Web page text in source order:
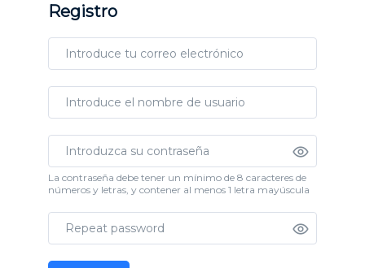
Registro
La contraseña debe tener un mínimo de 8 caracteres de
números y letras, y contener al menos 1 letra mayúscula